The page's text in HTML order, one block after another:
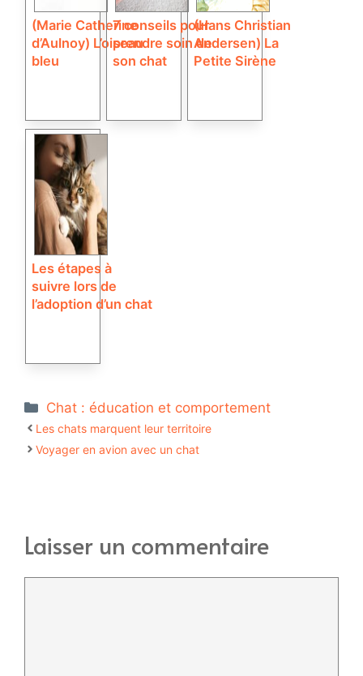
(Marie Catherine
d’Aulnoy) L’oiseau
bleu
7 conseils pour
prendre soin de
son chat
(Hans Christian
Andersen) La
Petite Sirène
Les étapes à
suivre lors de
l’adoption d’un chat
Catégories
Chat : éducation et comportement
Les chats marquent leur territoire
Voyager en avion avec un chat
Laisser un commentaire